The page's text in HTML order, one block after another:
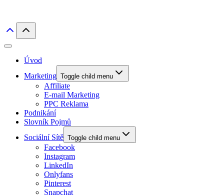
Úvod
Marketing Toggle child menu
Affiliate
E-mail Marketing
PPC Reklama
Podnikání
Slovník Pojmů
Sociální Sítě Toggle child menu
Facebook
Instagram
LinkedIn
Onlyfans
Pinterest
Snapchat